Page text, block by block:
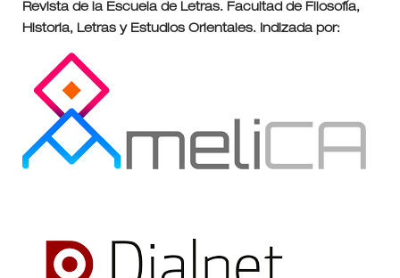
Revista de la Escuela de Letras. Facultad de Filosofía,
Historia, Letras y Estudios Orientales. Indizada por: